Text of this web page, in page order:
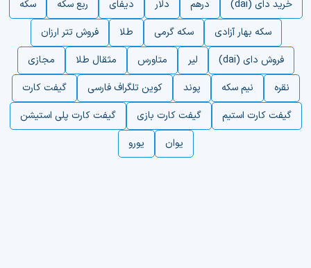
خرید دای (dai)
درهم دلار دیفای ربع سکه
سکه
سکه بهار آزادی
سکه گرمی طلا
فروش تتر ارزان
فروش دای (dai)
لیر متاورس مثقال طلا
مجازی
نقره
نیم سکه پوند کوین تلگراف فارسی
گیفت کارت
گیفت کارت استیم
گیفت کارت بازی
گیفت کارت پلی استیشن
یوان
یورو